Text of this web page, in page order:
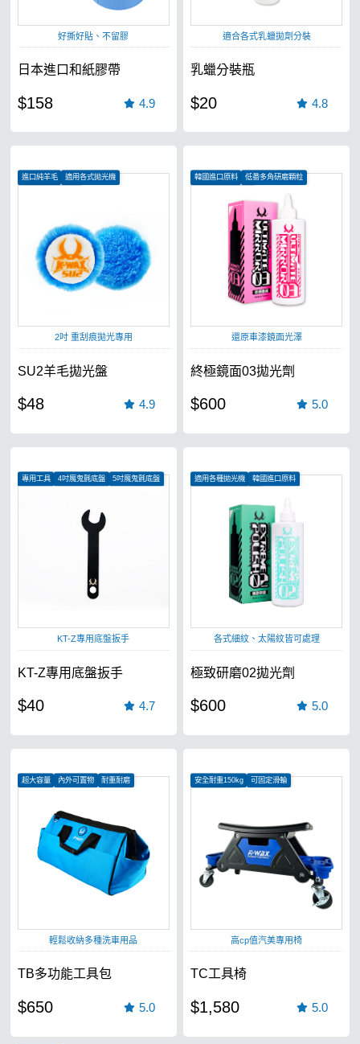
好撕好貼、不留膠
日本進口和紙膠帶
$158 4.9
適合各式乳蠟拋劑分裝
乳蠟分裝瓶
$20 4.8
進口純羊毛
適用各式拋光機
2吋 重刮痕拋光專用
SU2羊毛拋光盤
$48 4.9
韓國進口原料
低番多角研磨顆粒
還原車漆鏡面光澤
終極鏡面03拋光劑
$600 5.0
專用工具 4吋魔鬼氈底盤 5吋魔鬼氈底盤
KT-Z專用底盤扳手
KT-Z專用底盤扳手
$40 4.7
適用各種拋光機
韓國進口原料
各式細紋、太陽紋皆可處理
極致研磨02拋光劑
$600 5.0
超大容量 內外可置物 耐重耐磨
輕鬆收納多種洗車用品
TB多功能工具包
$650 5.0
安全耐重150kg
可固定滑輪
高cp值汽美專用椅
TC工具椅
$1,580 5.0